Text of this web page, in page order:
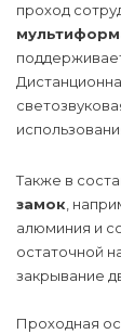
проход
Также в
замок ,
алюминия и
остаточной
закрывание
Проходная